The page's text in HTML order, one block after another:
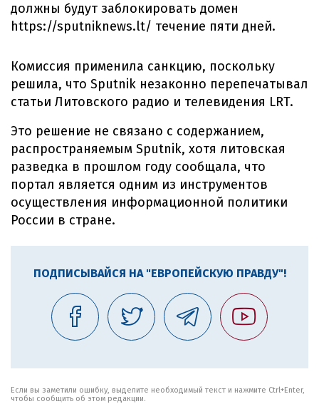
должны будут заблокировать домен
https://sputniknews.lt/ течение пяти дней.
Комиссия применила санкцию, поскольку
решила, что Sputnik незаконно перепечатывал
статьи Литовского радио и телевидения LRT.
Это решение не связано с содержанием,
распространяемым Sputnik, хотя литовская
разведка в прошлом году сообщала, что
портал является одним из инструментов
осуществления информационной политики
России в стране.
ПОДПИСЫВАЙСЯ НА "ЕВРОПЕЙСКУЮ ПРАВДУ"!
Если вы заметили ошибку, выделите необходимый текст и нажмите Ctrl+Enter,
чтобы сообщить об этом редакции.